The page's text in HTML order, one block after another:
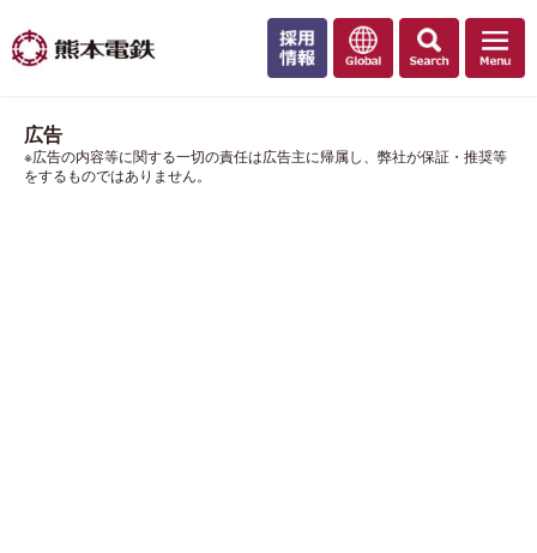
広告
※広告の内容等に関する一切の責任は広告主に帰属し、弊社が保証・推奨等
をするものではありません。